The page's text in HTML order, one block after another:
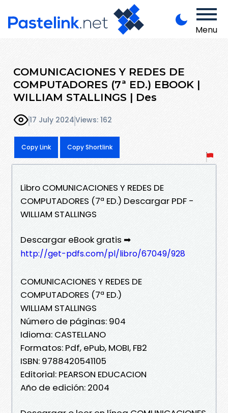
Menu
COMUNICACIONES Y REDES DE
COMPUTADORES (7ª ED.) EBOOK |
WILLIAM STALLINGS | Des
17 July 2024Views: 162
Copy Link Copy Shortlink
Libro COMUNICACIONES Y REDES DE
COMPUTADORES (7ª ED.) Descargar PDF -
WILLIAM STALLINGS
Descargar eBook gratis ➡
http://get-pdfs.com/pl/libro/67049/928
COMUNICACIONES Y REDES DE
COMPUTADORES (7ª ED.)
WILLIAM STALLINGS
Número de páginas: 904
Idioma: CASTELLANO
Formatos: Pdf, ePub, MOBI, FB2
ISBN: 9788420541105
Editorial: PEARSON EDUCACION
Año de edición: 2004